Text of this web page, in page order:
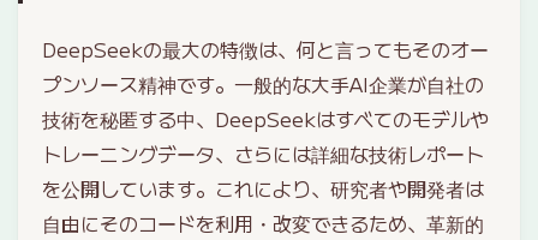
DeepSeekの最大の特徴は、何と言ってもそのオー
プンソース精神です。一般的な大手AI企業が自社の
技術を秘匿する中、DeepSeekはすべてのモデルや
トレーニングデータ、さらには詳細な技術レポート
を公開しています。これにより、研究者や開発者は
自由にそのコードを利用・改変できるため、革新的